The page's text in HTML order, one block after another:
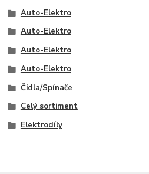
Auto-Elektro
Auto-Elektro
Auto-Elektro
Auto-Elektro
Čidla/Spínače
Celý sortiment
Elektrodíly